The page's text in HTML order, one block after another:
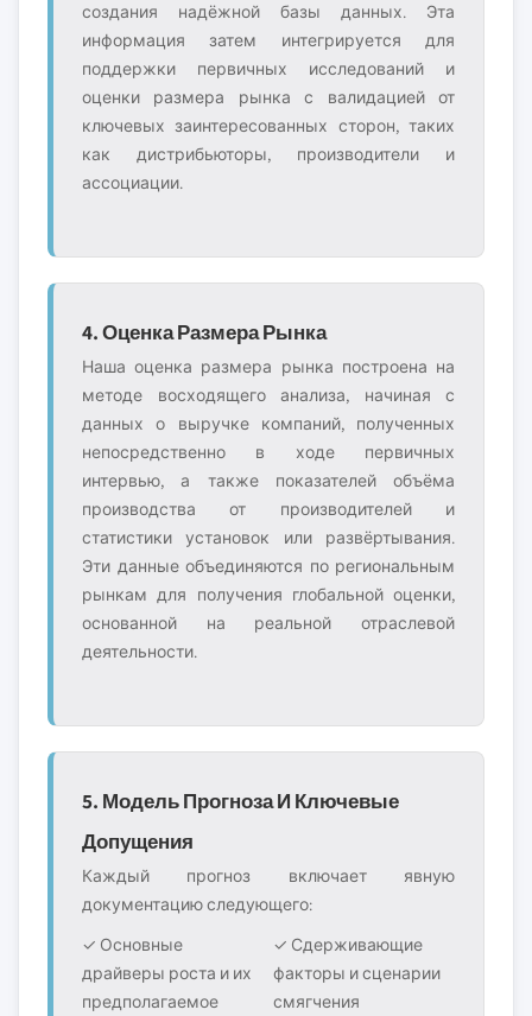
создания надёжной базы данных. Эта
информация затем интегрируется для
поддержки первичных исследований и
оценки размера рынка с валидацией от
ключевых заинтересованных сторон, таких
как дистрибьюторы, производители и
ассоциации.
4. Оценка Размера Рынка
Наша оценка размера рынка построена на
методе восходящего анализа, начиная с
данных о выручке компаний, полученных
непосредственно в ходе первичных
интервью, а также показателей объёма
производства от производителей и
статистики установок или развёртывания.
Эти данные объединяются по региональным
рынкам для получения глобальной оценки,
основанной на реальной отраслевой
деятельности.
5. Модель Прогноза И Ключевые
Допущения
Каждый прогноз включает явную
документацию следующего:
✓ Основные
драйверы роста и их
предполагаемое
✓ Сдерживающие
факторы и сценарии
смягчения